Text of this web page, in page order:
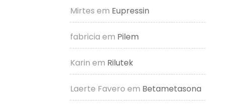
Mirtes em Eupressin
fabricia em Pilem
Karin em Rilutek
Laerte Favero em Betametasona